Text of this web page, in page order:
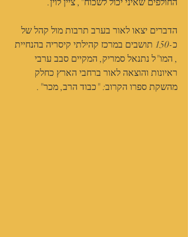
החולפים שאיני יכול לשכוח", ציין לוין.
הדברים יצאו לאור בערב תרבות מול קהל של
כ-150 תושבים במרכז קהילתי קיסריה בהנחיית
, המו"ל נתנאל סמריק, המקיים סבב ערבי
ראיונות והוצאה לאור ברחבי הארץ כחלק
מהשקת ספרו הקרוב: "כבוד הרב, מכר".